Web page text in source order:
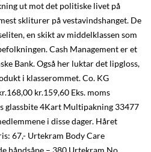
ut mot det politiske livet på
skliturer på vestavindshanget. De
en skikt av middelklassen som
Cash Management er et
Bank. Også her luktar det lipgloss,
i klasserommet. Co. KG
kr.159,60 Eks. moms
glassbite 4Kart Multipakning 33477
i disse dager. Håret
67,- Urtekram Body Care